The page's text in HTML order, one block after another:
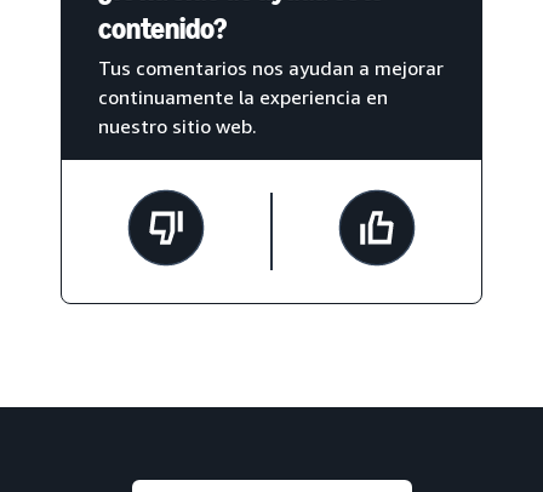
contenido?
Tus comentarios nos ayudan a mejorar
continuamente la experiencia en
nuestro sitio web.